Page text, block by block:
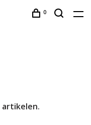
0
artikelen.